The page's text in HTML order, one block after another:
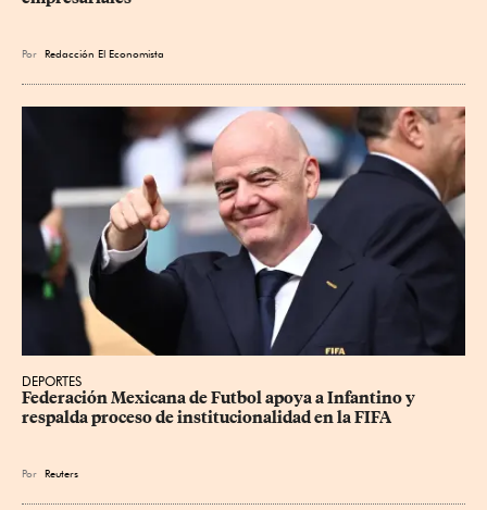
Por Redacción El Economista
DEPORTES
Federación Mexicana de Futbol apoya a Infantino y
respalda proceso de institucionalidad en la FIFA
Por Reuters